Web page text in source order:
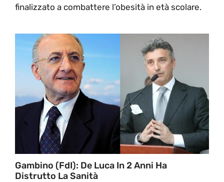
finalizzato a combattere l’obesità in età scolare.
Gambino (FdI): De Luca In 2 Anni Ha
Distrutto La Sanità